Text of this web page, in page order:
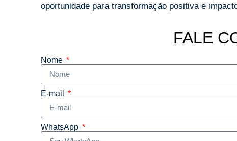
oportunidade para transformação positiva e
FALE
Nome
E-mail
WhatsApp